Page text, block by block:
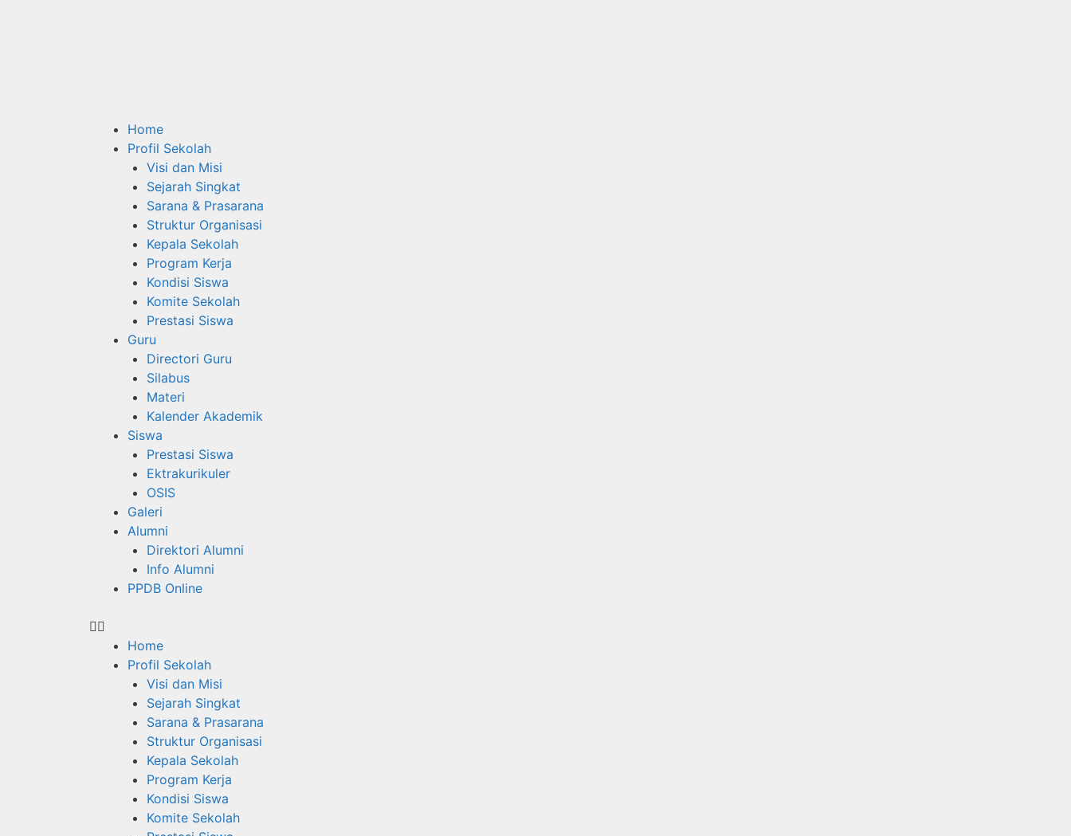
Home
Profil Sekolah
Visi dan Misi
Sejarah Singkat
Sarana & Prasarana
Struktur Organisasi
Kepala Sekolah
Program Kerja
Kondisi Siswa
Komite Sekolah
Prestasi Siswa
Guru
Directori Guru
Silabus
Materi
Kalender Akademik
Siswa
Prestasi Siswa
Ektrakurikuler
OSIS
Galeri
Alumni
Direktori Alumni
Info Alumni
PPDB Online
Home
Profil Sekolah
Visi dan Misi
Sejarah Singkat
Sarana & Prasarana
Struktur Organisasi
Kepala Sekolah
Program Kerja
Kondisi Siswa
Komite Sekolah